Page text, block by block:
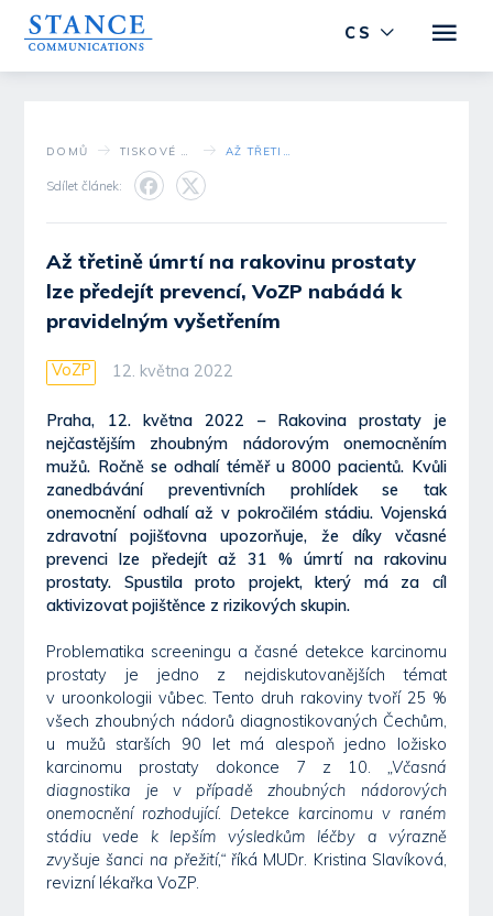
CS
DOMŮ
Sdílet článek:
Až třetině úmrtí na rakovinu prostaty
lze předejít prevencí, VoZP nabádá k
pravidelným vyšetřením
VoZP 12. května 2022
Praha, 12. května 2022 – Rakovina prostaty je
nejčastějším zhoubným nádorovým onemocněním
mužů. Ročně se odhalí téměř u 8000 pacientů. Kvůli
zanedbávání preventivních prohlídek se tak
onemocnění odhalí až v pokročilém stádiu. Vojenská
zdravotní pojišťovna upozorňuje, že díky včasné
prevenci lze předejít až 31 % úmrtí na rakovinu
prostaty. Spustila proto projekt, který má za cíl
aktivizovat pojištěnce z rizikových skupin.
Problematika screeningu a časné detekce karcinomu
prostaty je jedno z nejdiskutovanějších témat
v uroonkologii vůbec. Tento druh rakoviny tvoří 25 %
všech zhoubných nádorů diagnostikovaných Čechům,
u mužů starších 90 let má alespoň jedno ložisko
karcinomu prostaty dokonce 7 z 10.
„Včasná
diagnostika je v případě zhoubných nádorových
onemocnění rozhodující. Detekce karcinomu v raném
stádiu vede k lepším výsledkům léčby a výrazně
zvyšuje šanci na přežití,“říká MUDr. Kristina Slavíková,
revizní lékařka VoZP.